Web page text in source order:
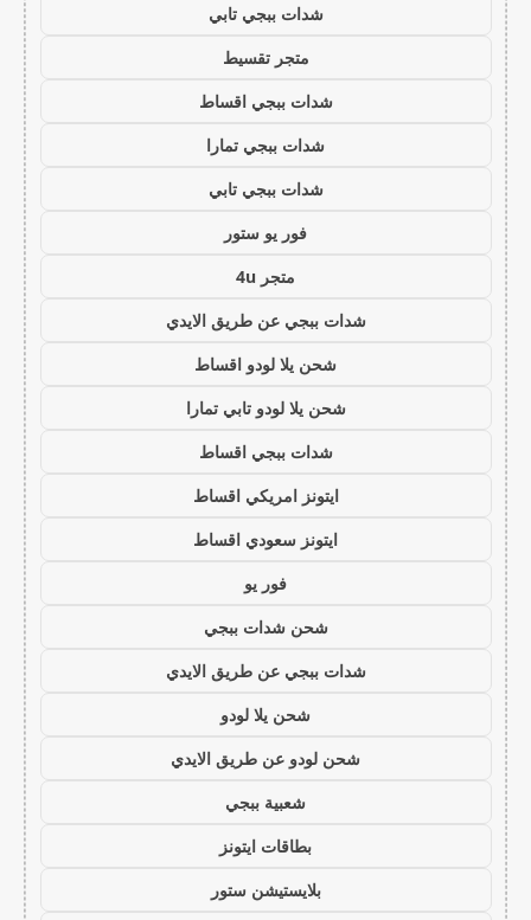
شدات ببجي تابي
متجر تقسيط
شدات ببجي اقساط
شدات ببجي تمارا
شدات ببجي تابي
فور يو ستور
متجر 4u
شدات ببجي عن طريق الايدي
شحن يلا لودو اقساط
شحن يلا لودو تابي تمارا
شدات ببجي اقساط
ايتونز امريكي اقساط
ايتونز سعودي اقساط
فور يو
شحن شدات ببجي
شدات ببجي عن طريق الايدي
شحن يلا لودو
شحن لودو عن طريق الايدي
شعبية ببجي
بطاقات ايتونز
بلايستيشن ستور